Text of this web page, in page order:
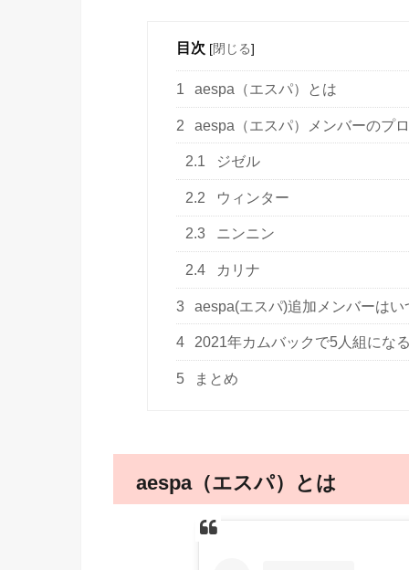
目次 [閉じる]
1 aespa（エスパ）とは
2 aespa（エスパ）メンバーのプ
2.1 ジゼル
2.2 ウィンター
2.3 ニンニン
2.4 カリナ
3 aespa(エスパ)追加メンバーはい
4 2021年カムバックで5人組にな
5 まとめ
aespa（エスパ）とは